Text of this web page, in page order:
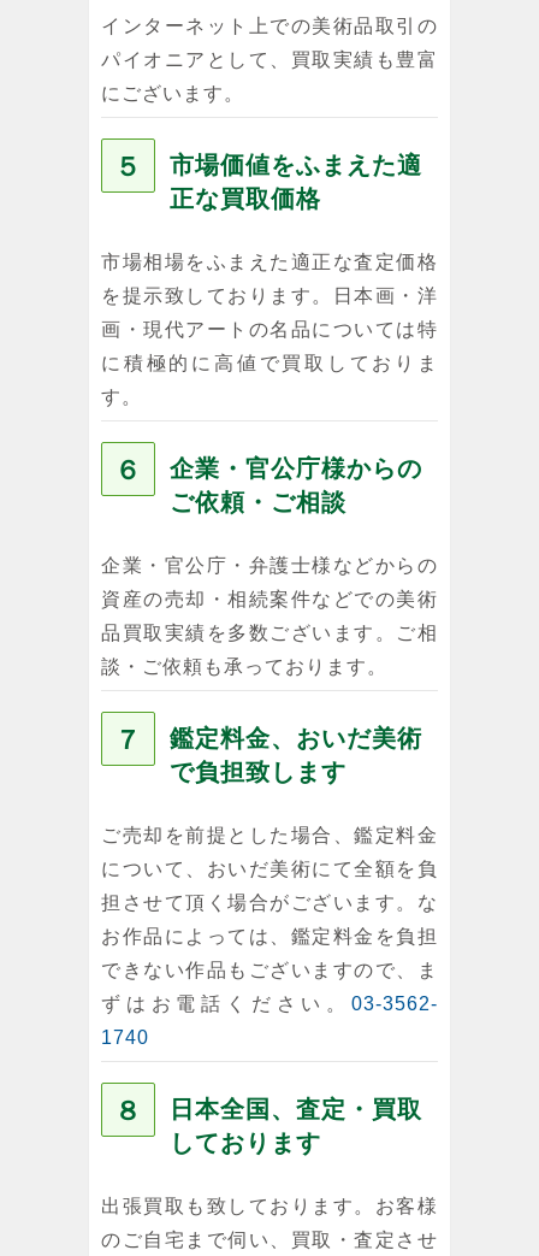
インターネット上での美術品取引の
パイオニアとして、買取実績も豊富
にございます。
５
市場価値をふまえた適
正な買取価格
市場相場をふまえた適正な査定価格
を提示致しております。日本画・洋
画・現代アートの名品については特
に積極的に高値で買取しておりま
す。
６
企業・官公庁様からの
ご依頼・ご相談
企業・官公庁・弁護士様などからの
資産の売却・相続案件などでの美術
品買取実績を多数ございます。ご相
談・ご依頼も承っております。
７
鑑定料金、おいだ美術
で負担致します
ご売却を前提とした場合、鑑定料金
について、おいだ美術にて全額を負
担させて頂く場合がございます。な
お作品によっては、鑑定料金を負担
できない作品もございますので、ま
ずはお電話ください。 03-3562-
1740
８
日本全国、査定・買取
しております
出張買取も致しております。お客様
のご自宅まで伺い、買取・査定させ